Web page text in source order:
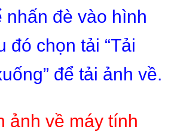
nhấn đè vào hình
đó chọn tải “Tải
để tải ảnh về.
ảnh về máy tính